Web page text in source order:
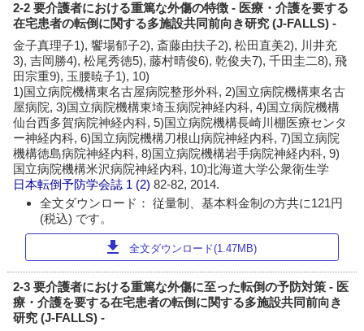
2-2 要介護者における重篤な外傷の特徴 - 医療・介護を要する
在宅患者の転倒に関する多施設共同前向き研究 (J-FALLS) -
金子真理子1), 饗場郁子2), 斎藤由扶子2), 松田直美2), 川井充
3), 吉岡勝4), 松尾秀徳5), 藤村晴俊6), 乾俊夫7), 千田圭二8), 飛
田宗重9), 玉腰暁子1), 10)
1)国立病院機構東名古屋病院整形外科, 2)国立病院機構東名古
屋病院, 3)国立病院機構東埼玉病院神経内科, 4)国立病院機構
仙台西多賀病院神経内科, 5)国立病院機構長崎川棚医療センタ
ー神経内科, 6)国立病院機構刀根山病院神経内科, 7)国立病院
機構徳島病院神経内科, 8)国立病院機構岩手病院神経内科, 9)
国立病院機構米沢病院神経内科, 10)北海道大学公衆衛生学
日本転倒予防学会誌 1 (2)82-82, 2014.
全文ダウンロード： 従量制、基本料金制の方共に121円
(税込) です。
download 全文ダウンロード(1.47MB)
2-3 要介護者における重篤な外傷に至った転倒の予防対策 - 医
療・介護を要する在宅患者の転倒に関する多施設共同前向き
研究 (J-FALLS) -